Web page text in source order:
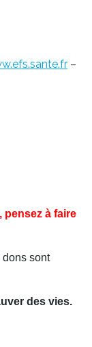
–
pensez à faire
dons sont
des vies.